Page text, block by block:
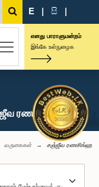
E | සි |
எனது பாராளுமன்றம்
இங்கே உள்நுழைக
ரணசிங்ஹ, பா.உ.
வருகைகள் சஞ்ஜீவ ரணசிங்ஹ